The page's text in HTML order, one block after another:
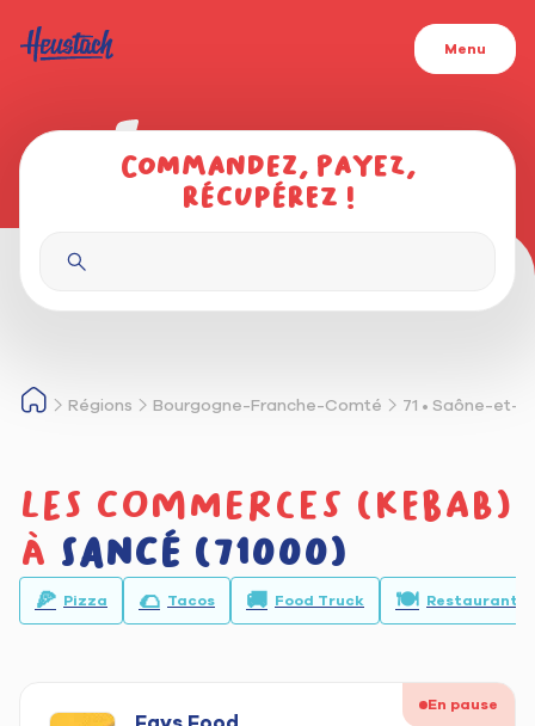
Menu
Commandez, payez,
récupérez !
Régions Bourgogne-Franche-Comté 71 • Saône-et-
Les commerces (kebab)
à Sancé (71000)
🍕 Pizza 🌮 Tacos 🚚 Food Truck 🍽️ Restaurant
En pause